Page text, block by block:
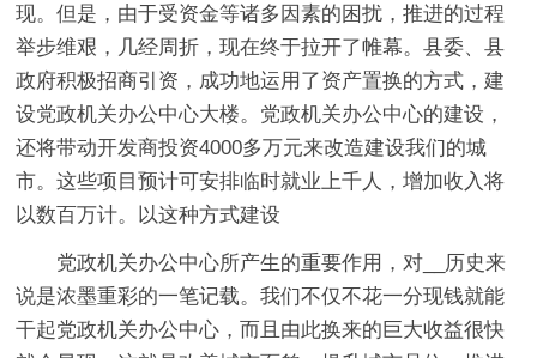
现。但是，由于受资金等诸多因素的困扰，推进的过程
举步维艰，几经周折，现在终于拉开了帷幕。县委、县
政府积极招商引资，成功地运用了资产置换的方式，建
设党政机关办公中心大楼。党政机关办公中心的建设，
还将带动开发商投资4000多万元来改造建设我们的城
市。这些项目预计可安排临时就业上千人，增加收入将
以数百万计。以这种方式建设
党政机关办公中心所产生的重要作用，对__历史来
说是浓墨重彩的一笔记载。我们不仅不花一分现钱就能
干起党政机关办公中心，而且由此换来的巨大收益很快